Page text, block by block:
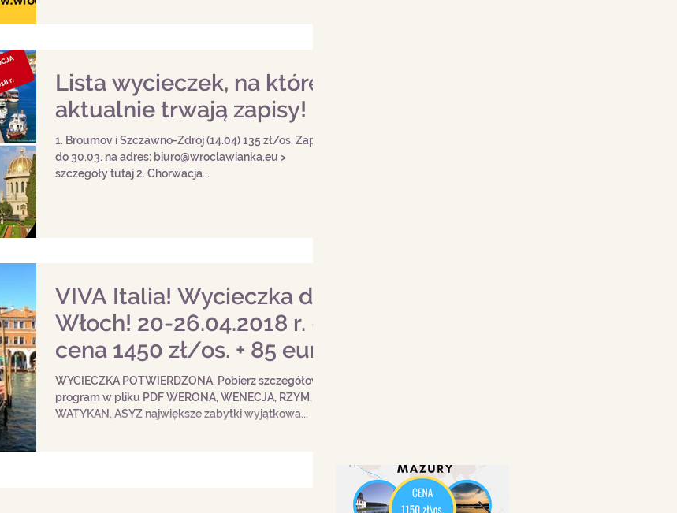
Lista wycieczek, na które
aktualnie trwają zapisy!
1. Broumov i Szczawno-Zdrój (14.04) 135 zł/os. Zapisy
do 30.03. na adres: biuro@wroclawianka.eu >
szczegóły tutaj 2. Chorwacja...
VIVA Italia! Wycieczka do
Włoch! 20-26.04.2018 r. -
cena 1450 zł/os. + 85 euro
(zapisy zakończone)
WYCIECZKA POTWIERDZONA. Pobierz szczegółowy
program w pliku PDF WERONA, WENECJA, RZYM,
WATYKAN, ASYŻ największe zabytki wyjątkowa...